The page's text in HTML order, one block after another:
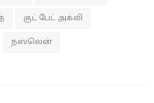
குட் பேட் அக்லி
நஸ்லென்